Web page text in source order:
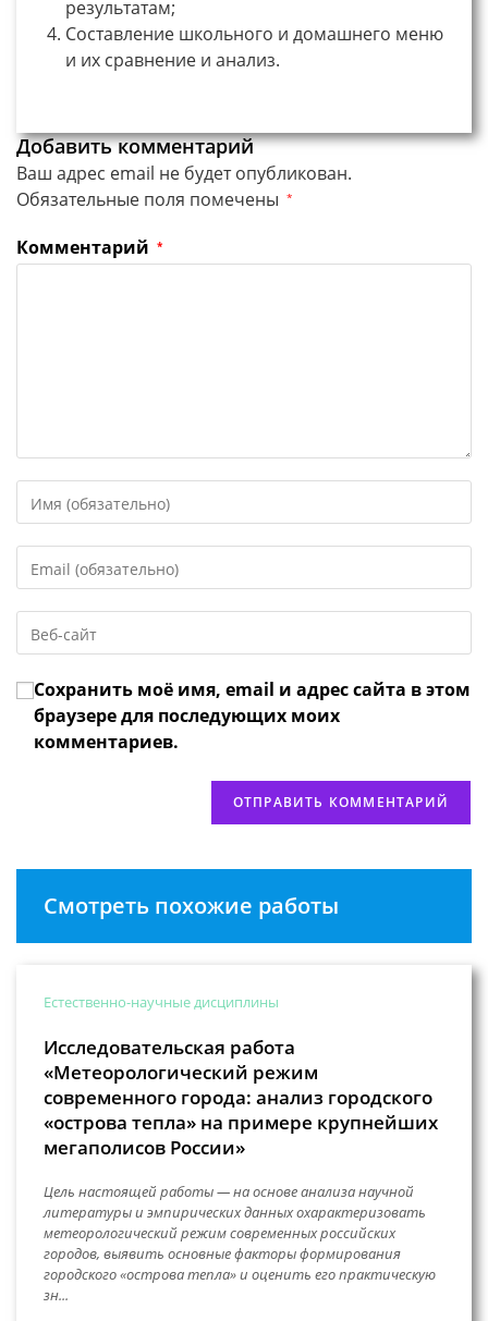
результатам;
Составление школьного и домашнего меню
и их сравнение и анализ.
Добавить комментарий
Ваш адрес email не будет опубликован.
Обязательные поля помечены *
Комментарий *
свое
или
имя
чтобы
прокомментировать
свой
адрес,
чтобы
URL
веб-
сайта
(необязательно)
Сохранить моё имя, email и адрес сайта в этом
браузере для последующих моих
комментариев.
Смотреть похожие работы
Естественно-научные дисциплины
Исследовательская работа
«Метеорологический режим
современного города: анализ городского
«острова тепла» на примере крупнейших
мегаполисов России»
Цель настоящей работы — на основе анализа научной
литературы и эмпирических данных охарактеризовать
метеорологический режим современных российских
городов, выявить основные факторы формирования
городского «острова тепла» и оценить его практическую
зн...